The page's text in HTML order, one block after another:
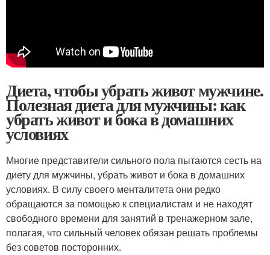
Диета, чтобы убрать живот мужчине.
Полезная диета для мужчины: как
убрать живот и бока в домашних
условиях
Многие представители сильного пола пытаются сесть на
диету для мужчины, убрать живот и бока в домашних
условиях. В силу своего менталитета они редко
обращаются за помощью к специалистам и не находят
свободного времени для занятий в тренажерном зале,
полагая, что сильный человек обязан решать проблемы
без советов посторонних.